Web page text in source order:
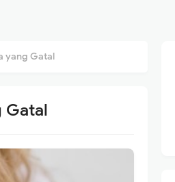
yang Gatal
Gatal